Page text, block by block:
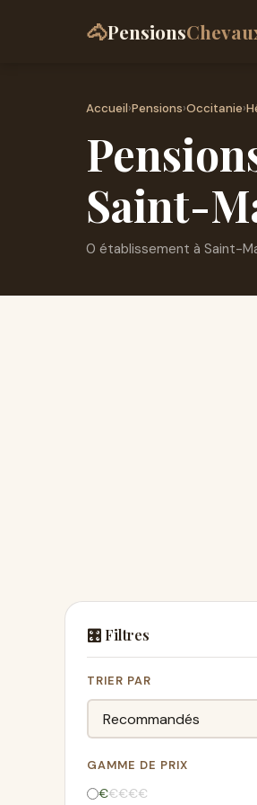
🐴Pensions
Accueil›Pensions›Occitanie›
Saint-
0 établissement à Saint-
🎛️ Filtres
TRIER PAR
GAMME DE PRIX
€€€€€